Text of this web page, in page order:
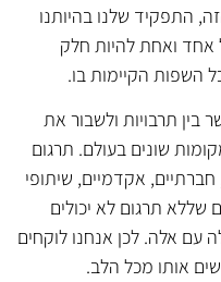
התפקיד שלנו בהיותנו
אחד ואחת להיות חלק
השפות הקיימות בו.
בין תרבויות ולשבור את
שונים בעולם. תרגום
חברתיים, אקדמיים, שיתופי
שללא תרגום לא יכולים
עם אלה. לכן אנחנו לוקחים
אותו מכל הלב.